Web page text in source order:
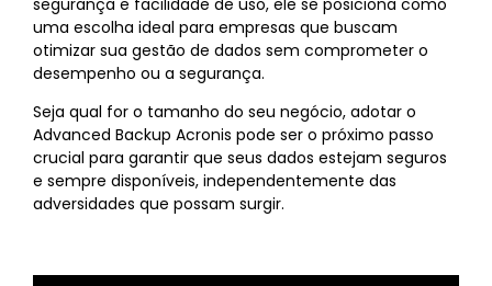
uma escolha ideal para empresas que buscam
otimizar sua gestão de dados sem comprometer o
desempenho ou a segurança.
Seja qual for o tamanho do seu negócio, adotar o
Advanced Backup Acronis pode ser o próximo passo
crucial para garantir que seus dados estejam seguros
e sempre disponíveis, independentemente das
adversidades que possam surgir.